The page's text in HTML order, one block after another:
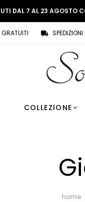
DAL 7 AL 23 AGOSTO
GRATUITI
COLLEZIONE
home